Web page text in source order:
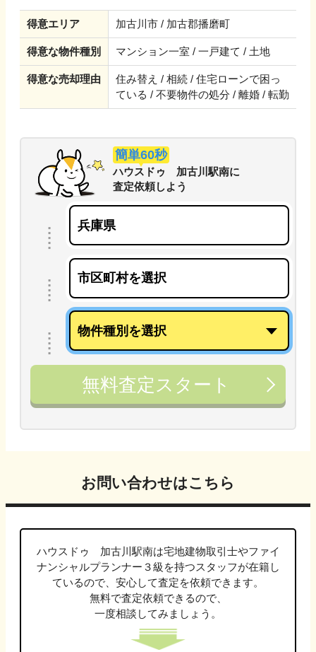
得意エリア 加古川市 / 加古郡播磨町
得意な物件種別 マンション一室 / 一戸建て / 土地
得意な売却理由
住み替え / 相続 / 住宅ローンで困っ
ている / 不要物件の処分 / 離婚 / 転勤
簡単60秒
ハウスドゥ 加古川駅南に
査定依頼しよう
無料査定スタート
お問い合わせはこちら
ハウスドゥ 加古川駅南は宅地建物取引士やファイ
ナンシャルプランナー３級 を持つスタッフが在籍し
ているので、安心して査定を依頼できます。
無料で査定依頼できるので、
一度相談してみましょう。